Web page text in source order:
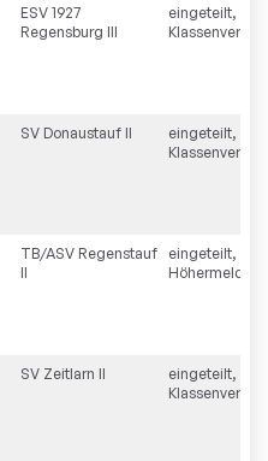
ESV 1927
Regensburg III
eingeteilt,
SV Donaustauf II
eingeteilt,
TB/ASV Regenstauf
II
eingeteilt,
SV Zeitlarn II
eingeteilt,